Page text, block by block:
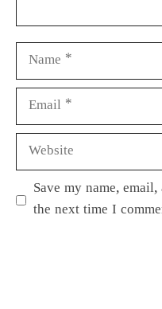
Save my name,
the next time I